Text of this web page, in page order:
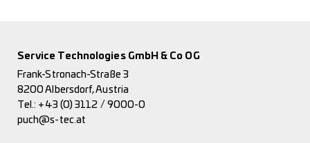
Service Technologies GmbH & Co OG
Frank-Stronach-Straße 3
8200 Albersdorf, Austria
Tel.: +43 (0) 3112 / 9000-0
puch@s-tec.at